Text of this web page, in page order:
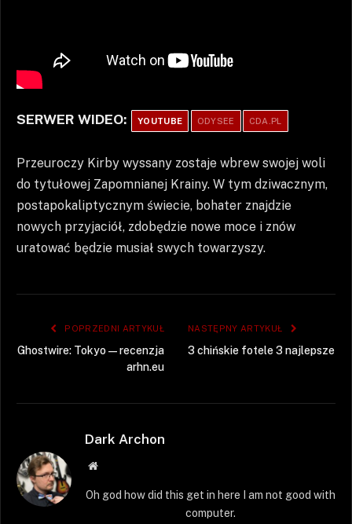
SERWER WIDEO: YOUTUBE ODYSEE CDA.PL
Przeuroczy Kirby wyssany zostaje wbrew swojej woli
do tytułowej Zapomnianej Krainy. W tym dziwacznym,
postapokaliptycznym świecie, bohater znajdzie
nowych przyjaciół, zdobędzie nowe moce i znów
uratować będzie musiał swych towarzyszy.
POPRZEDNI ARTYKUŁ
Ghostwire: Tokyo — recenzja
arhn.eu
NASTĘPNY ARTYKUŁ
3 chińskie fotele 3 najlepsze
Dark Archon
Strona
Oh god how did this get in here I am not good with
computer.